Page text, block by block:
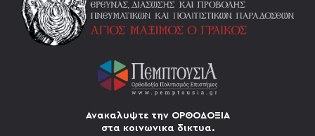
Ανακαλυψτε την ΟΡΘΟΔΟΞΙΑ
στα κοινωνικα δικτυα.